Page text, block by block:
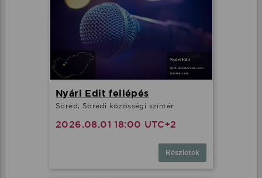
Nyári Edit fellépés
Söréd, Sörédi közösségi színtér
2026.08.01 18:00 UTC+2
Részletek